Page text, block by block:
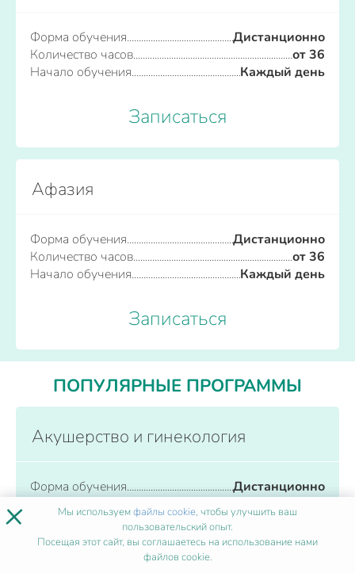
Форма обучения
Дистанционно
Количество часов
от 36
Начало обучения
Каждый день
Записаться
Афазия
Форма обучения
Дистанционно
Количество часов
от 36
Начало обучения
Каждый день
Записаться
ПОПУЛЯРНЫЕ ПРОГРАММЫ
Акушерство и гинекология
Форма обучения
Дистанционно
Количество часов
Начало обучения
Каждый день
Записаться
× Мы используемфайлы cookie, чтобы улучшить ваш
пользовательский опыт.
Посещая этот сайт, вы соглашаетесь на использование нами
файлов cookie.